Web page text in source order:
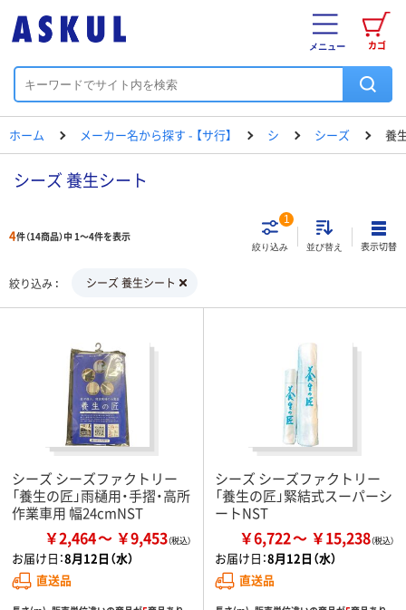
カゴ
メニュー
ホーム メーカー名から探す - 【サ行】 シ シーズ 養
シーズ 養生シート
4件（14商品）中 1～4件を表示
絞り込み
1
並び替え 表示切替
絞り込み シーズ 養生シート
シーズ シーズファクトリー
「養生の匠」雨樋用・手摺・高所
作業車用 幅24cmNST
￥2,464 ￥9,453
お届け日：8月12日（水）
直送品
シーズ シーズファクトリー
「養生の匠」緊結式スーパーシ
ートNST
￥6,722 ￥15,238
お届け日：8月12日（水）
直送品